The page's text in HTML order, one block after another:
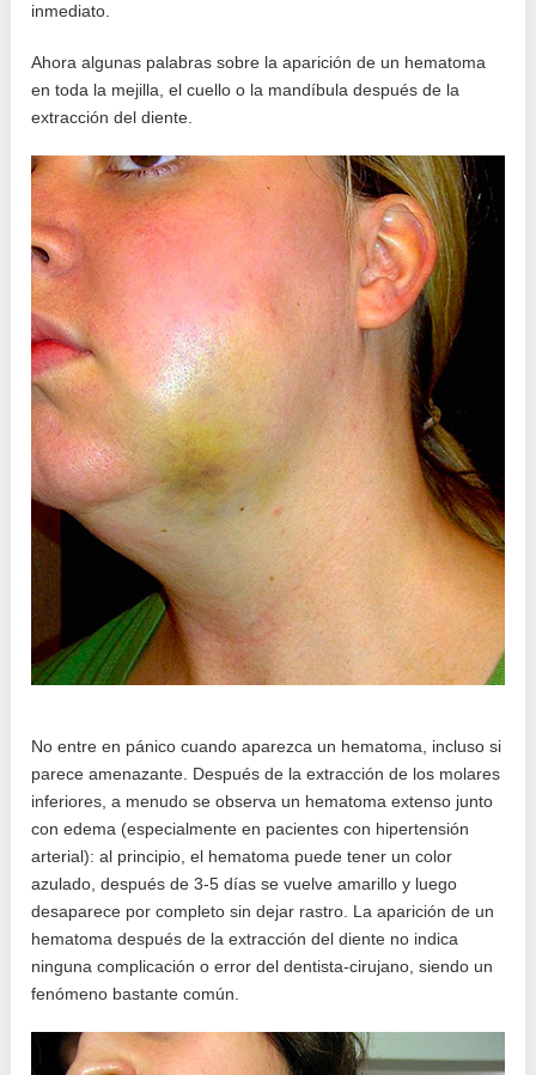
inmediato.
Ahora algunas palabras sobre la aparición de un hematoma
en toda la mejilla, el cuello o la mandíbula después de la
extracción del diente.
No entre en pánico cuando aparezca un hematoma, incluso si
parece amenazante. Después de la extracción de los molares
inferiores, a menudo se observa un hematoma extenso junto
con edema (especialmente en pacientes con hipertensión
arterial): al principio, el hematoma puede tener un color
azulado, después de 3-5 días se vuelve amarillo y luego
desaparece por completo sin dejar rastro. La aparición de un
hematoma después de la extracción del diente no indica
ninguna complicación o error del dentista-cirujano, siendo un
fenómeno bastante común.